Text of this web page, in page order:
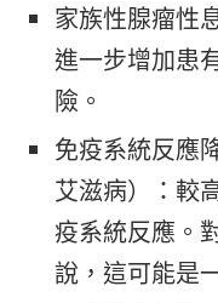
家族性腺瘤性
進一步增加患
險。
免疫系統反應
艾滋病）：較
疫系統反應。
說，這可能是